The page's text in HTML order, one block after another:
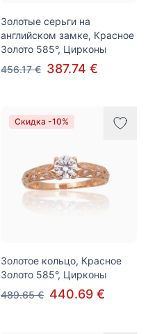
Золотые серьги на
английском замке, Красное
Золото 585°, Цирконы
456.17 € 387.74 €
Скидка -10%
Золотое кольцо, Красное
Золото 585°, Цирконы
489.65 € 440.69 €